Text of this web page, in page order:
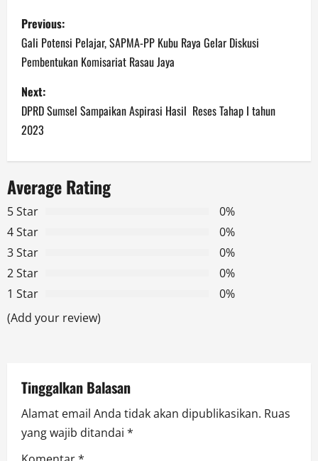
P
o
s
t
n
a
v
i
g
a
t
o
n
Previous:
Gali Potensi Pelajar, SAPMA-PP Kubu Raya Gelar Diskusi
Pembentukan Komisariat Rasau Jaya
Next:
DPRD Sumsel Sampaikan Aspirasi Hasil Reses Tahap I tahun
2023
Average Rating
5 Star
0%
4 Star
0%
3 Star
0%
2 Star
0%
1 Star
0%
(Add your review)
Tinggalkan Balasan
Alamat email Anda tidak akan dipublikasikan. Ruas
yang wajib ditandai *